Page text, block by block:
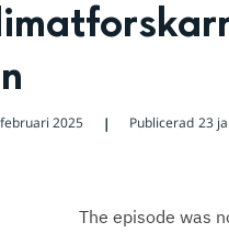
2025 ❘ Publicerad 23